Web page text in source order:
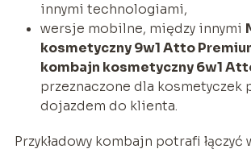
innymi technologiami,
wersje mobilne, między innymi
kosmetyczny 9w1 Atto
kombajn kosmetyczny 6w1
przeznaczone dla kosmetyczek
dojazdem do klienta.
Przykładowy kombajn potrafi łączyć